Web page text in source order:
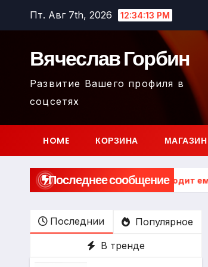
Перейти
Пт. Авг 7th, 2026 12:34:15 PM
Вячеслав Горбин
Развитие Вашего профиля в
соцсетях
HOME КОРЗИНА МАГАЗИН
Последнее сообщение
работать и что приходит ему на смену
Последнии
Популярное
В тренде